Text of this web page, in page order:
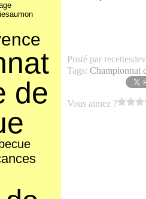
saumon
de
Posté par
Tags: Championnat
Vous aimez ?